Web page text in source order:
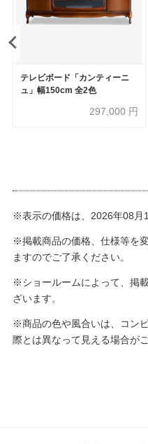
テレビボード「カンティーニ
ュ」幅150cm 全2色
297,000 円
※表示の価格は、2026年08月
※掲載商品の価格、仕様等を
ますのでご了承ください。
※ショールームによって、掲
ざいます。
※商品の色や風合いは、コン
際とは異なって見える場合が